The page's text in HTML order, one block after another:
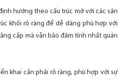
hướng theo cấu trúc mở với các sản
khối rõ ràng để dễ dàng phù hợp với
cấp mà vẫn bảo đảm tính nhất quán
khai cần phải rõ ràng, phù hợp với sự